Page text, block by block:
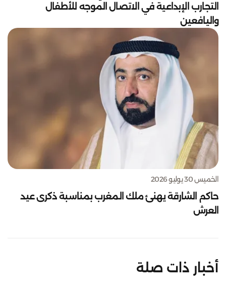
التجارب الإبداعية في الاتصال الموجه للأطفال
واليافعين
الخميس 30 يوليو 2026
حاكم الشارقة يهنئ ملك المغرب بمناسبة ذكرى عيد
العرش
أخبار ذات صلة